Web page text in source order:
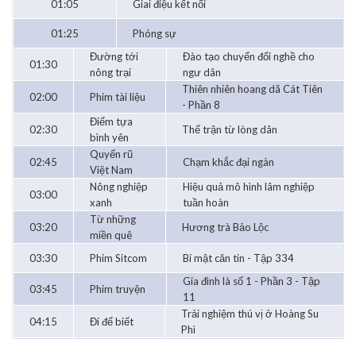
01:05 Giai điệu kết nối
01:25 Phóng sự
01:30
Đường tới
nông trại
Đào tạo chuyển đổi nghề cho
ngư dân
02:00
Phim tài liệu
Thiên nhiên hoang dã Cát Tiên
- Phần 8
02:30
Điểm tựa
bình yên
Thế trận từ lòng dân
02:45
Quyến rũ
Việt Nam
Chạm khắc đại ngàn
03:00
Nông nghiệp
xanh
Hiệu quả mô hình lâm nghiệp
tuần hoàn
03:20
Từ những
miền quê
Hương trà Bảo Lộc
03:30 Phim Sitcom Bí mật căn tin - Tập 334
03:45 Phim truyện
Gia đình là số 1 - Phần 3 - Tập
11
04:15
Đi để biết
Trải nghiệm thú vị ở Hoàng Su
Phì